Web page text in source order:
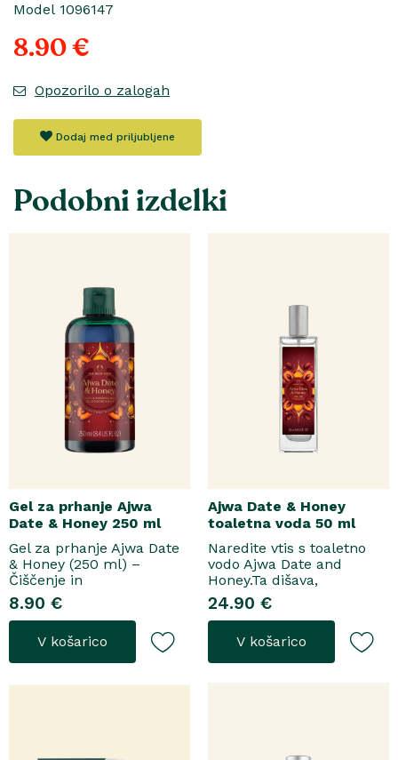
Model 1096147
8.90 €
Opozorilo o zalogah
Dodaj med priljubljene
Podobni izdelki
Gel za prhanje Ajwa
Date & Honey 250 ml
Gel za prhanje Ajwa Date
& Honey (250 ml) –
Čiščenje in
pomladitevSpremenite
svoje vsakodnevno
prhanje v razkošen
orientalski ritual z gelom
za prhanje Ajwa Date &
8.90 €
V košarico
Ajwa Date & Honey
toaletna voda 50 ml
Naredite vtis s toaletno
vodo Ajwa Date and
Honey.Ta dišava,
zasnovana tako za
razkošne priložnosti kot
za vsakodnevno nošenje,
se odpre z notami suhega
grozdja, labana in frezije,
24.90 €
V košarico